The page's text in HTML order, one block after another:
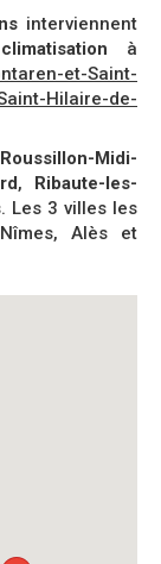
interviennent
climatisation à
et-Saint-
Hilaire-de-
Midi-
, Ribaute-les-
Les 3 villes les
Alès et